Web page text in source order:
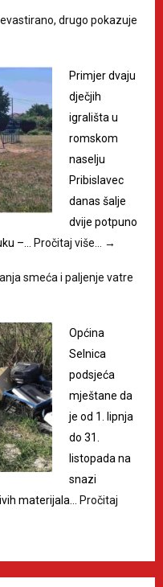
drugo pokazuje
Primjer dvaju
dječjih
igrališta u
romskom
naselju
Pribislavec
danas šalje
dvije potpuno
–…
Pročitaj više… →
smeća i paljenje vatre
Općina
Selnica
podsjeća
mještane da
je od 1. lipnja
do 31.
listopada na
snazi
materijala…
Pročitaj